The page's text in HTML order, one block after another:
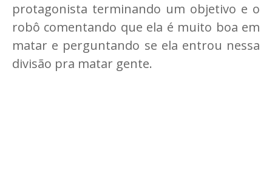
protagonista terminando um objetivo e o
robô comentando que ela é muito boa em
matar e perguntando se ela entrou nessa
divisão pra matar gente.